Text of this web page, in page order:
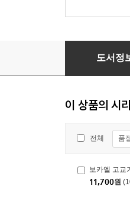
보카엘 고교기
도서정
이 상품의 시
전체 품
보카엘 고교
11,700원